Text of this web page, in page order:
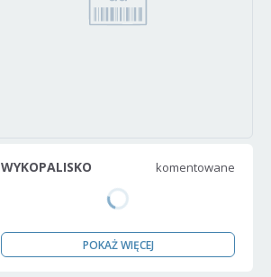
WYKOPALISKO komentowane
POKAŻ WIĘCEJ